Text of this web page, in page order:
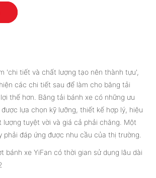
'chi tiết và chất lượng tạo nên thành tựu',
các chi tiết sau để làm cho băng tải
thế hơn. Băng tải bánh xe có những ưu
lựa chọn kỹ lưỡng, thiết kế hợp lý, hiệu
lượng tuyệt vời và giá cả phải chăng. Một
phải đáp ứng được nhu cầu của thị trường.